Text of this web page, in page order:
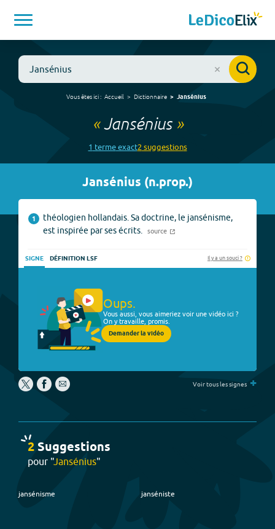
Vous êtes ici : Accueil Dictionnaire Jansénius
«Jansénius»
1 termeexact2 suggestions
Jansénius (n.prop.)
1
théologien hollandais. Sa doctrine, le jansénisme,
est inspirée par ses écrits.
source
SIGNE DÉFINITION LSF Il y a un souci ?
Oups.
Vous aussi, vous aimeriez voir une vidéo ici ?
On y travaille, promis.
Demander la vidéo
Voir tous les signes +
2Suggestions
pour "Jansénius"
jansénisme janséniste